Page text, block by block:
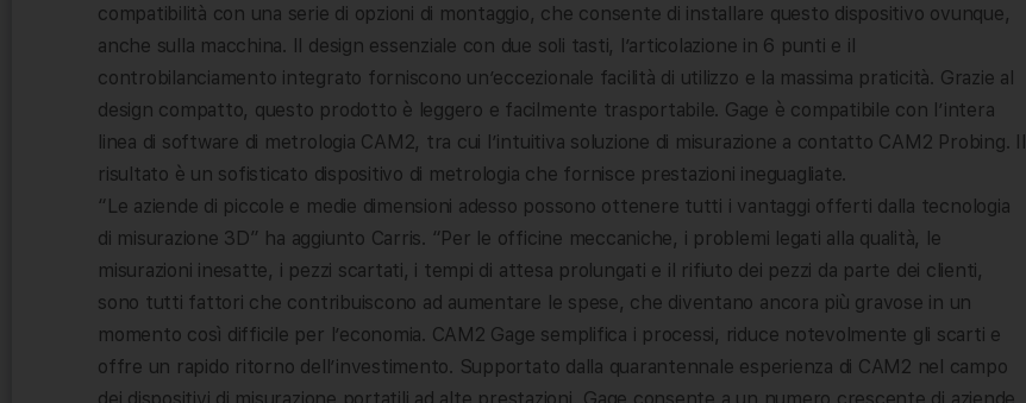
compatibilità con una serie di opzioni di montaggio, che consente di installare questo dispositivo ovunque,
anche sulla macchina. Il design essenziale con due soli tasti, l’articolazione in 6 punti e il
controbilanciamento integrato forniscono un’eccezionale facilità di utilizzo e la massima praticità. Grazie al
design compatto, questo prodotto è leggero e facilmente trasportabile. Gage è compatibile con l’intera
linea di software di metrologia CAM2, tra cui l’intuitiva soluzione di misurazione a contatto CAM2 Probing. Il
risultato è un sofisticato dispositivo di metrologia che fornisce prestazioni ineguagliate.
“Le aziende di piccole e medie dimensioni adesso possono ottenere tutti i vantaggi offerti dalla tecnologia
di misurazione 3D” ha aggiunto Carris. “Per le officine meccaniche, i problemi legati alla qualità, le
misurazioni inesatte, i pezzi scartati, i tempi di attesa prolungati e il rifiuto dei pezzi da parte dei clienti,
sono tutti fattori che contribuiscono ad aumentare le spese, che diventano ancora più gravose in un
momento così difficile per l’economia. CAM2 Gage semplifica i processi, riduce notevolmente gli scarti e
offre un rapido ritorno dell’investimento. Supportato dalla quarantennale esperienza di CAM2 nel campo
dei dispositivi di misurazione portatili ad alte prestazioni, Gage consente a un numero crescente di aziende